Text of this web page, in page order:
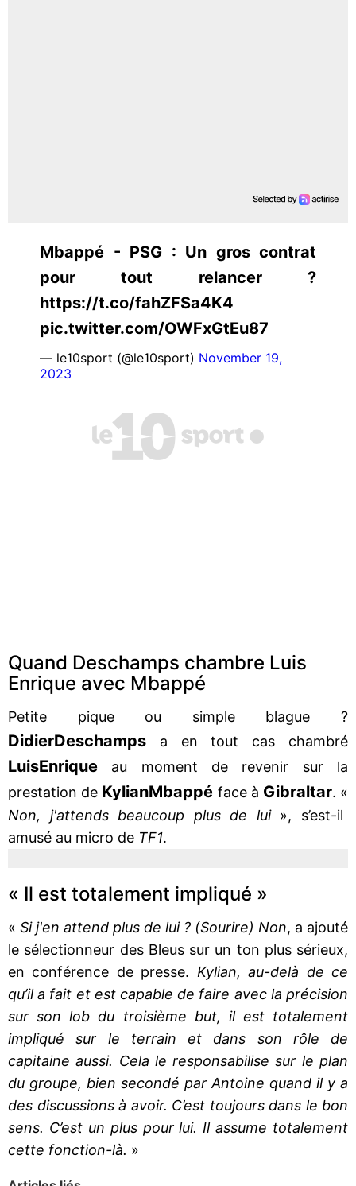
Mbappé - PSG : Un gros contrat
pour tout relancer ?
https://t.co/fahZFSa4K4
pic.twitter.com/OWFxGtEu87
— le10sport (@le10sport) November 19,
2023
Quand Deschamps chambre Luis
Enrique avec Mbappé
Petite pique ou simple blague ?
DidierDeschamps a en tout cas chambré
LuisEnrique au moment de revenir sur la
prestation de KylianMbappé face à Gibraltar. «
Non, j'attends beaucoup plus de lui», s’est-il
amusé au micro de TF1.
« Il est totalement impliqué »
« Si j'en attend plus de lui ? (Sourire) Non, a ajouté
le sélectionneur des Bleus sur un ton plus sérieux,
en conférence de presse. Kylian, au-delà de ce
qu’il a fait et est capable de faire avec la précision
sur son lob du troisième but, il est totalement
impliqué sur le terrain et dans son rôle de
capitaine aussi. Cela le responsabilise sur le plan
du groupe, bien secondé par Antoine quand il y a
des discussions à avoir. C’est toujours dans le bon
sens. C’est un plus pour lui. Il assume totalement
cette fonction-là. »